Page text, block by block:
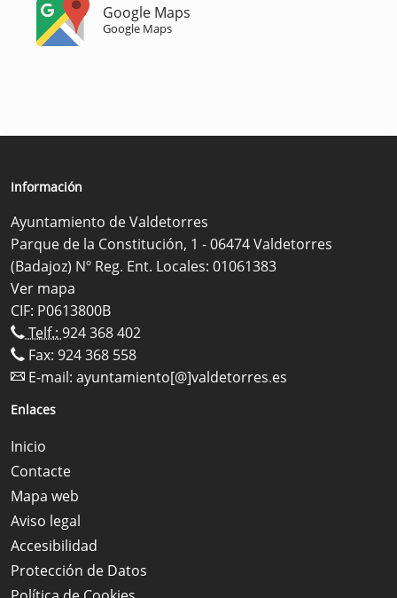
Google Maps
Google Maps
Información
Ayuntamiento de Valdetorres
Parque de la Constitución, 1 - 06474 Valdetorres
(Badajoz) Nº Reg. Ent. Locales: 01061383
Ver mapa
CIF: P0613800B
Telf.: 924 368 402
Fax: 924 368 558
E-mail: ayuntamiento[@]valdetorres.es
Enlaces
Inicio
Contacte
Mapa web
Aviso legal
Accesibilidad
Protección de Datos